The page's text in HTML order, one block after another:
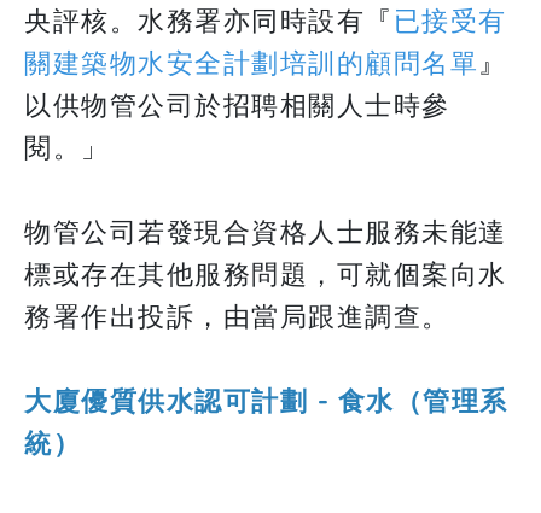
央評核。水務署亦同時設有『 已接受有
關建築物水安全計劃培訓的顧問名單』
以供物管公司於招聘相關人士時參
閱。」
物管公司若發現合資格人士服務未能達
標或存在其他服務問題，可就個案向水
務署作出投訴，由當局跟進調查。
大廈優質供水認可計劃 - 食水（管理系
統）